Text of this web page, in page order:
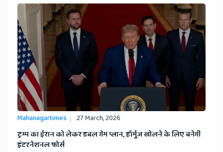
Mahanagartimes 27 March, 2026
​ट्रम्प का ईरान को लेकर डबल गेम प्लान, हॉर्मुज खोलने के लिए बनेगी
इंटरनेशनल फोर्स